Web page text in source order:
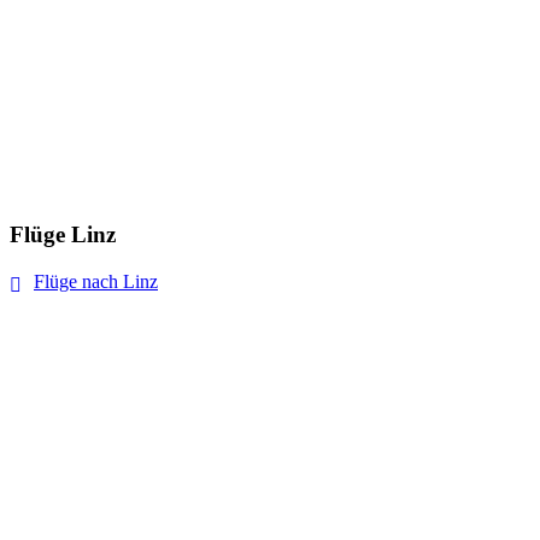
Flüge Linz
Flüge nach Linz